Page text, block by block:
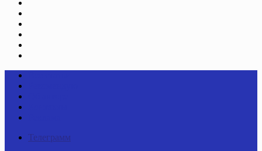
Телеграмм